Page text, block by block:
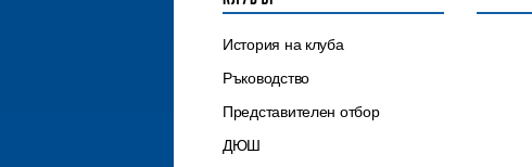
История на клуба
Ръководство
Представителен отбор
ДЮШ